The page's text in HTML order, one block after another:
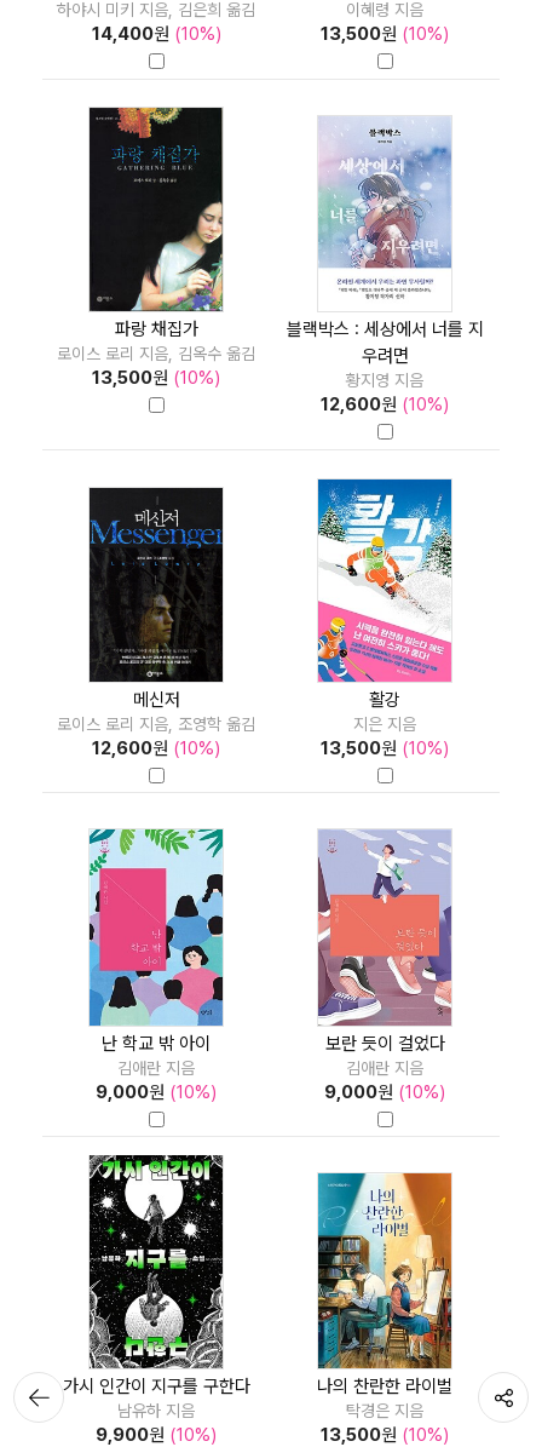
하야시 미키 지음, 김은희 옮김
14,400원 (10%)
이혜령 지음
13,500원 (10%)
파랑 채집가
로이스 로리 지음, 김옥수 옮김
13,500원 (10%)
블랙박스 : 세상에서 너를 지
우려면
황지영 지음
12,600원 (10%)
메신저
로이스 로리 지음, 조영학 옮김
12,600원 (10%)
활강
지은 지음
13,500원 (10%)
난 학교 밖 아이
김애란 지음
9,000원 (10%)
보란 듯이 걸었다
김애란 지음
9,000원 (10%)
가시 인간이 지구를 구한다
남유하 지음
9,900원 (10%)
나의 찬란한 라이벌
탁경은 지음
13,500원 (10%)
뒤로가
기